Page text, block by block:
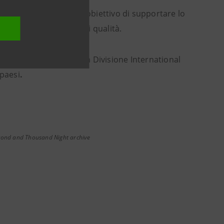
personalizzate, con l’obiettivo di supportare lo
a servizi finanziari di qualità.
Oriente ed Egitto, la Divisione International
.
and Thousand Night archive